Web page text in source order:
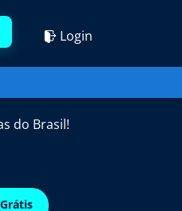
Login
do Brasil!